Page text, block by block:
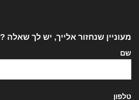
מעוניין שנחזור אלייך, יש לך שאלה ?
שם
טלפון